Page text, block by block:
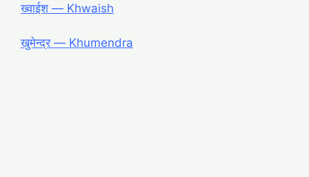
ख्वाईश ― Khwaish
खुमेन्द्र ― Khumendra